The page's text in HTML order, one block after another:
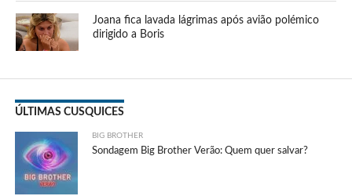
Joana fica lavada lágrimas após avião polémico
dirigido a Boris
ÚLTIMAS CUSQUICES
BIG BROTHER
Sondagem Big Brother Verão: Quem quer salvar?